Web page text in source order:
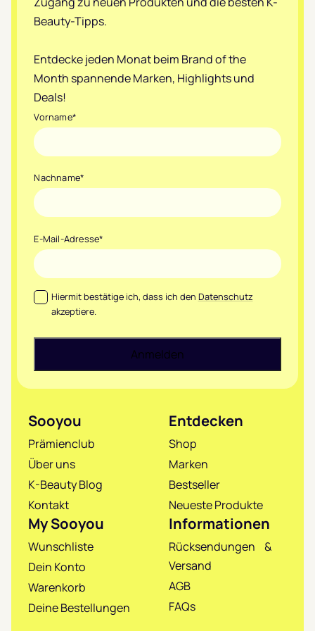
Beauty-Tipps.
Entdecke jeden Monat beim Brand of the
Month spannende Marken, Highlights und
Deals!
Vorname*
Nachname*
E-Mail-Adresse*
Datenschutz*
Hiermit bestätige ich, dass ich den Datenschutz
akzeptiere.
Sooyou
Prämienclub
Über uns
K-Beauty Blog
Kontakt
Entdecken
Shop
Marken
Bestseller
Neueste Produkte
My Sooyou
Wunschliste
Dein Konto
Warenkorb
Deine Bestellungen
Informationen
Rücksendungen &
Versand
AGB
FAQs